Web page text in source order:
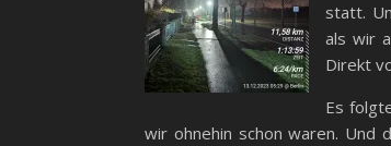
statt.
als wir
Direkt
Es
wir ohnehin schon waren. Und